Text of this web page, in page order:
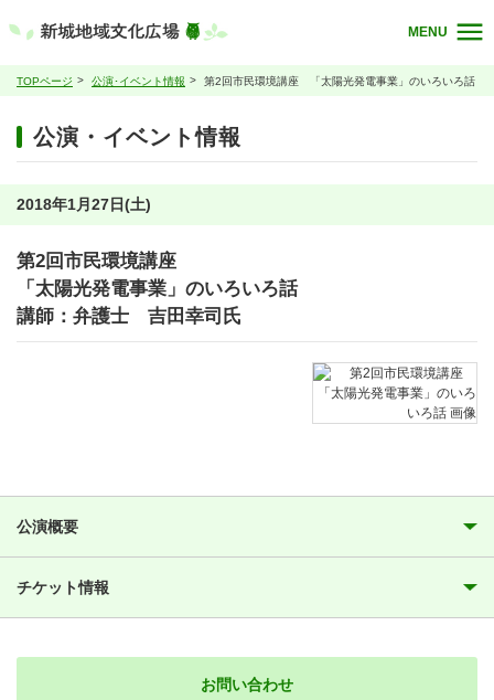
MENU
TOPページ 公演･イベント情報 第2回市民環境講座 「太陽光発電事業」のいろいろ話
公演・イベント情報
2018年1月27日(土)
第2回市民環境講座
「太陽光発電事業」のいろいろ話
講師：弁護士 吉田幸司氏
公演概要
チケット情報
お問い合わせ